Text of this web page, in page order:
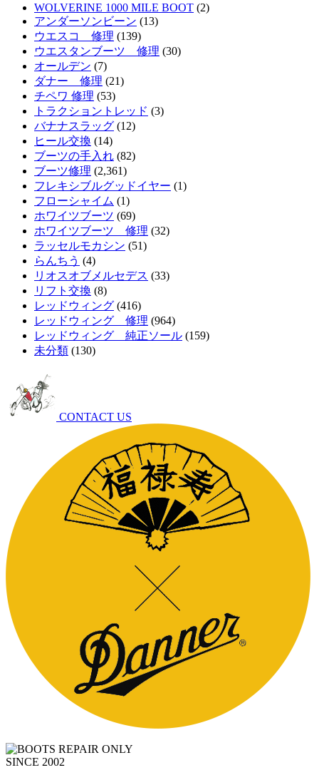
WOLVERINE 1000 MILE BOOT (2)
アンダーソンビーン (13)
ウエスコ 修理 (139)
ウエスタンブーツ 修理 (30)
オールデン (7)
ダナー 修理 (21)
チペワ 修理 (53)
トラクショントレッド (3)
バナナスラッグ (12)
ヒール交換 (14)
ブーツの手入れ (82)
ブーツ修理 (2,361)
フレキシブルグッドイヤー (1)
フローシャイム (1)
ホワイツブーツ (69)
ホワイツブーツ 修理 (32)
ラッセルモカシン (51)
らんちう (4)
リオスオブメルセデス (33)
リフト交換 (8)
レッドウィング (416)
レッドウィング 修理 (964)
レッドウィング 純正ソール (159)
未分類 (130)
CONTACT US
SINCE 2002